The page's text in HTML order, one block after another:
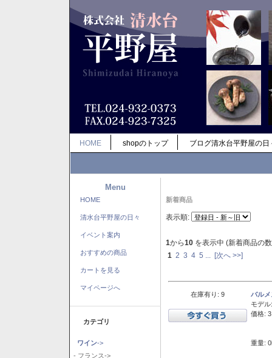
HOME shopのトップ ブログ清水台平野屋の日
Menu
HOME
清水台平野屋の日々
イベント案内
おすすめの商品
カートを見る
マイページへ
カテゴリ
ワイン->
- フランス->
新着商品
表示順:
1から10 を表示中 (新着商品の
1 2 3 4 5 [次へ >>]
在庫有り: 9
バル
モデル:
価格:
重量: